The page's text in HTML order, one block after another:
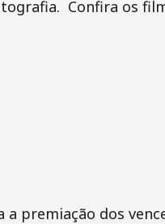
Confira os
premiação dos